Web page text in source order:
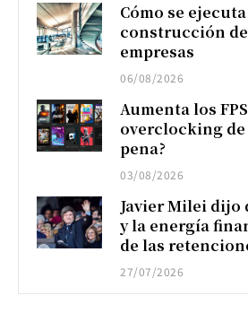
Cómo se
construcción
empresas
06/08/2026
Aumenta los
overclocking de
pena?
03/08/2026
Javier Milei dijo
y la energía
de las
27/07/2026